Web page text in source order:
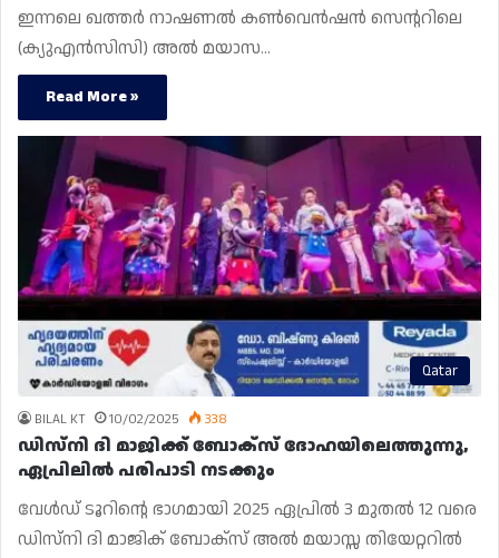
ഇന്നലെ ഖത്തർ നാഷണൽ കൺവെൻഷൻ സെന്ററിലെ
(ക്യുഎൻസിസി) അൽ മയാസ…
Read More »
Qatar
BILAL KT 10/02/2025 338
ഡിസ്‌നി ദി മാജിക്ക് ബോക്‌സ് ദോഹയിലെത്തുന്നു,
ഏപ്രിലിൽ പരിപാടി നടക്കും
വേൾഡ് ടൂറിന്റെ ഭാഗമായി 2025 ഏപ്രിൽ 3 മുതൽ 12 വരെ
ഡിസ്‌നി ദി മാജിക് ബോക്‌സ് അൽ മയാസ്സ തിയേറ്ററിൽ